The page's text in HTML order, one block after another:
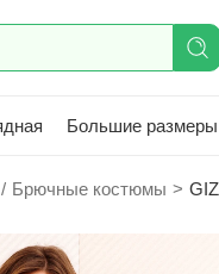
Большие размеры
/ Брючные костюмы >